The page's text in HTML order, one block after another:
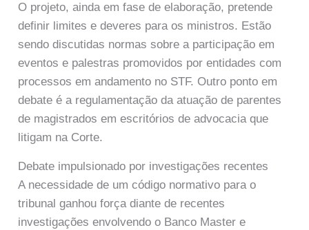
O projeto, ainda em fase de elaboração, pretende
definir limites e deveres para os ministros. Estão
sendo discutidas normas sobre a participação em
eventos e palestras promovidos por entidades com
processos em andamento no STF. Outro ponto em
debate é a regulamentação da atuação de parentes
de magistrados em escritórios de advocacia que
litigam na Corte.
Debate impulsionado por investigações recentes
A necessidade de um código normativo para o
tribunal ganhou força diante de recentes
investigações envolvendo o Banco Master e